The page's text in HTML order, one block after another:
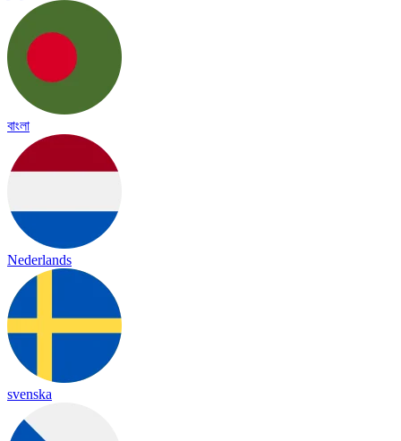
বাংলা
Nederlands
svenska